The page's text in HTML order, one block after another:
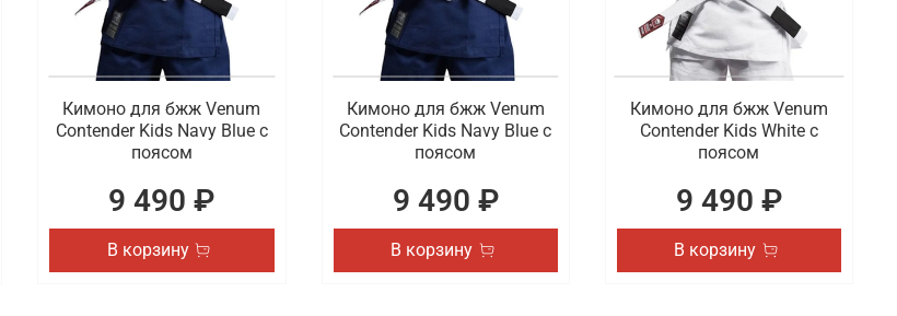
Кимоно для бжж Venum
Contender Kids Navy Blue с
поясом
9 490 ₽
В корзину
Кимоно для бжж Venum
Contender Kids Navy Blue с
поясом
9 490 ₽
В корзину
Кимоно для бжж Venum
Contender Kids White с
поясом
9 490 ₽
В корзину